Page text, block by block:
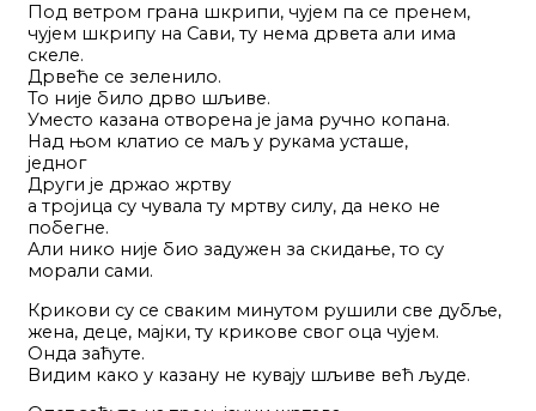
Под ветром грана шкрипи, чујем па се пренем,
чујем шкрипу на Сави, ту нема дрвета али има
скеле.
Дрвеће се зеленило.
То није било дрво шљиве.
Уместо казана отворена је јама ручно копана.
Над њом клатио се маљ у рукама усташе,
једног
Други је држао жртву
а тројица су чувала ту мртву силу, да неко не
побегне.
Али нико није био задужен за скидање, то су
морали сами.
Крикови су се сваким минутом рушили све дубље,
жена, деце, мајки, ту крикове свог оца чујем.
Онда заћуте.
Видим како у казану не кувају шљиве већ људе.